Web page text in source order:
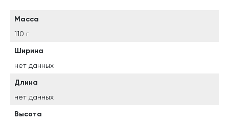
Масса
110 г
Ширина
нет данных
Длина
нет данных
Высота